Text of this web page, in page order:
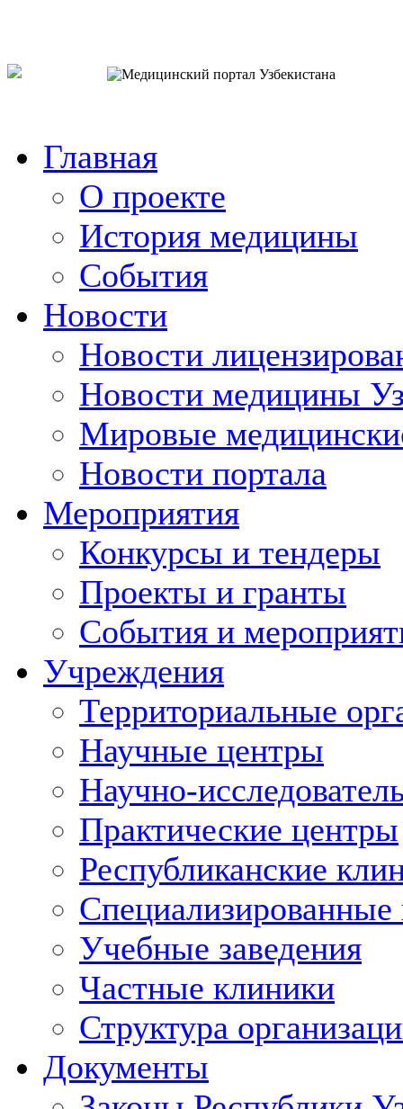
Главная
О проекте
История медицины
События
Новости
Новости
Новости медицины
Мировые
Новости портала
Мероприятия
Конкурсы и тендеры
Проекты и гранты
События и
Учреждения
Территориальные
Научные центры
Научно-
Практические центры
Республиканские
Учебные заведения
Частные клиники
Структура
Документы